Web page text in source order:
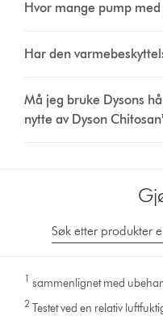
Hvor mange pump
Har den
Må jeg bruke Dysons
nytte av Dyson
1 sammenlignet med
2 Testet ved en relativ